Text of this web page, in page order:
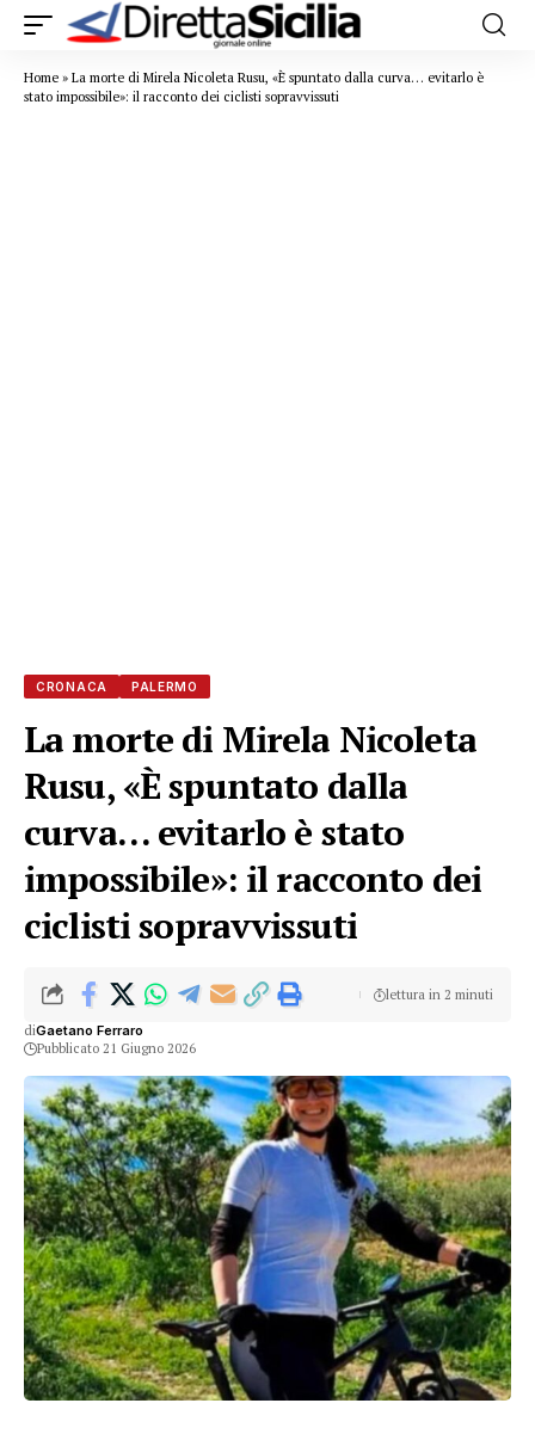
Home » La morte di Mirela Nicoleta Rusu, «È spuntato dalla curva… evitarlo è
stato impossibile»: il racconto dei ciclisti sopravvissuti
CRONACA PALERMO
La morte di Mirela Nicoleta
Rusu, «È spuntato dalla
curva… evitarlo è stato
impossibile»: il racconto dei
ciclisti sopravvissuti
diGaetano Ferraro
Pubblicato 21 Giugno 2026
lettura in 2 minuti